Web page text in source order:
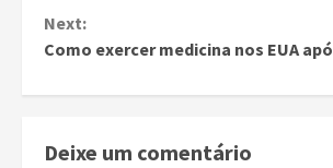
Next:
Como exercer medicina nos EUA
Deixe um comentário